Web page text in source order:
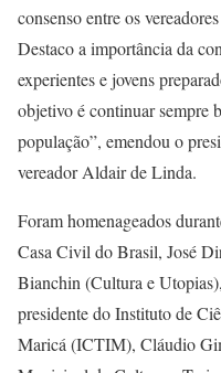
consenso entre os
Destaco a importância da
experientes e jovens
objetivo é continuar sempre
população”, emendou o
vereador Aldair de Linda.
Foram homenageados
Casa Civil do Brasil, José
Bianchin (Cultura e
presidente do Instituto de
Maricá (ICTIM), Cláudio